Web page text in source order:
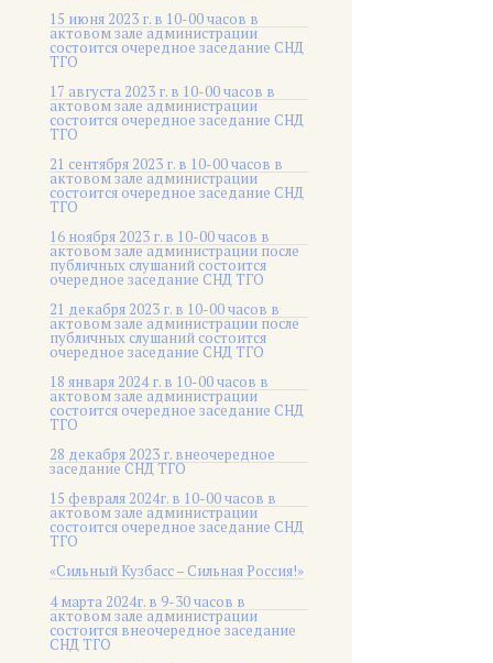
15 июня 2023 г. в 10-00 часов в
актовом зале администрации
состоится очередное заседание СНД
ТГО
17 августа 2023 г. в 10-00 часов в
актовом зале администрации
состоится очередное заседание СНД
ТГО
21 сентября 2023 г. в 10-00 часов в
актовом зале администрации
состоится очередное заседание СНД
ТГО
16 ноября 2023 г. в 10-00 часов в
актовом зале администрации после
публичных слушаний состоится
очередное заседание СНД ТГО
21 декабря 2023 г. в 10-00 часов в
актовом зале администрации после
публичных слушаний состоится
очередное заседание СНД ТГО
18 января 2024 г. в 10-00 часов в
актовом зале администрации
состоится очередное заседание СНД
ТГО
28 декабря 2023 г. внеочередное
заседание СНД ТГО
15 февраля 2024г. в 10-00 часов в
актовом зале администрации
состоится очередное заседание СНД
ТГО
«Сильный Кузбасс – Сильная Россия!»
4 марта 2024г. в 9-30 часов в
актовом зале администрации
состоится внеочередное заседание
СНД ТГО